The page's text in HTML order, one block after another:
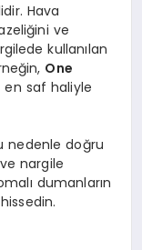
Hava
ve
kullanılan
One
en saf haliyle
nedenle doğru
nargile
dumanların